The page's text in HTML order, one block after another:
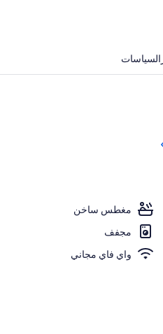
المنشأة من الخارج
السياسات
مغطس ساخن
مجفف
واي فاي مجاني